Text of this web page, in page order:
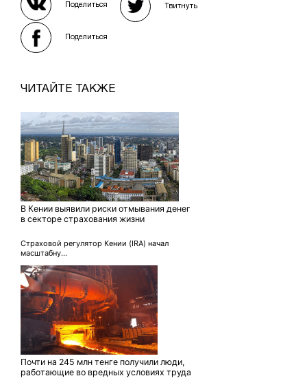
Поделиться Твитнуть
Поделиться
ЧИТАЙТЕ ТАКЖЕ
В Кении выявили риски отмывания денег
в секторе страхования жизни
Страховой регулятор Кении (IRA) начал
масштабну...
Почти на 245 млн тенге получили люди,
работающие во вредных условиях труда